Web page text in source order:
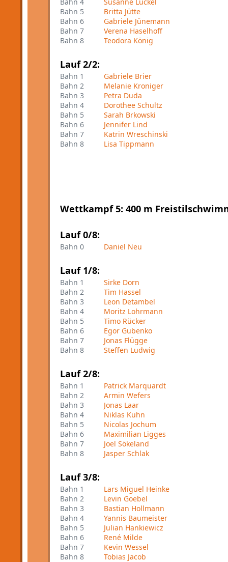
Bahn 5
Britta Jütte
Bahn 6
Gabriele Jünemann
Bahn 7
Verena Haselhoff
Bahn 8
Teodora König
Lauf 2/2:
Bahn 1
Gabriele Brier
Bahn 2
Melanie Kroniger
Bahn 3
Petra Duda
Bahn 4
Dorothee Schultz
Bahn 5
Sarah Brkowski
Bahn 6
Jennifer Lind
Bahn 7
Katrin Wreschinski
Bahn 8
Lisa Tippmann
Wettkampf 5: 400 m
Lauf 0/8:
Bahn 0 Daniel Neu
Lauf 1/8:
Bahn 1
Sirke Dorn
Bahn 2
Tim Hassel
Bahn 3
Leon Detambel
Bahn 4
Moritz Lohrmann
Bahn 5
Timo Rücker
Bahn 6
Egor Gubenko
Bahn 7
Jonas Flügge
Bahn 8
Steffen Ludwig
Lauf 2/8:
Bahn 1
Patrick Marquardt
Bahn 2
Armin Wefers
Bahn 3
Jonas Laar
Bahn 4
Niklas Kuhn
Bahn 5
Nicolas Jochum
Bahn 6
Maximilian Ligges
Bahn 7
Joel Sökeland
Bahn 8
Jasper Schlak
Lauf 3/8:
Bahn 1
Lars Miguel Heinke
Bahn 2
Levin Goebel
Bahn 3
Bastian Hollmann
Bahn 4
Yannis Baumeister
Bahn 5
Julian Hankiewicz
Bahn 6
René Milde
Bahn 7
Kevin Wessel
Bahn 8
Tobias Jacob